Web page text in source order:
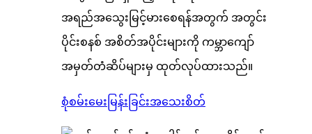
အရည်အသွေးမြင့်မားစေရန်အတွက် အတွင်း
ပိုင်းစနစ် အစိတ်အပိုင်းများကို ကမ္ဘာကျော်
အမှတ်တံဆိပ်များမှ ထုတ်လုပ်ထားသည်။
စုံစမ်းမေးမြန်းခြင်းအသေးစိတ်